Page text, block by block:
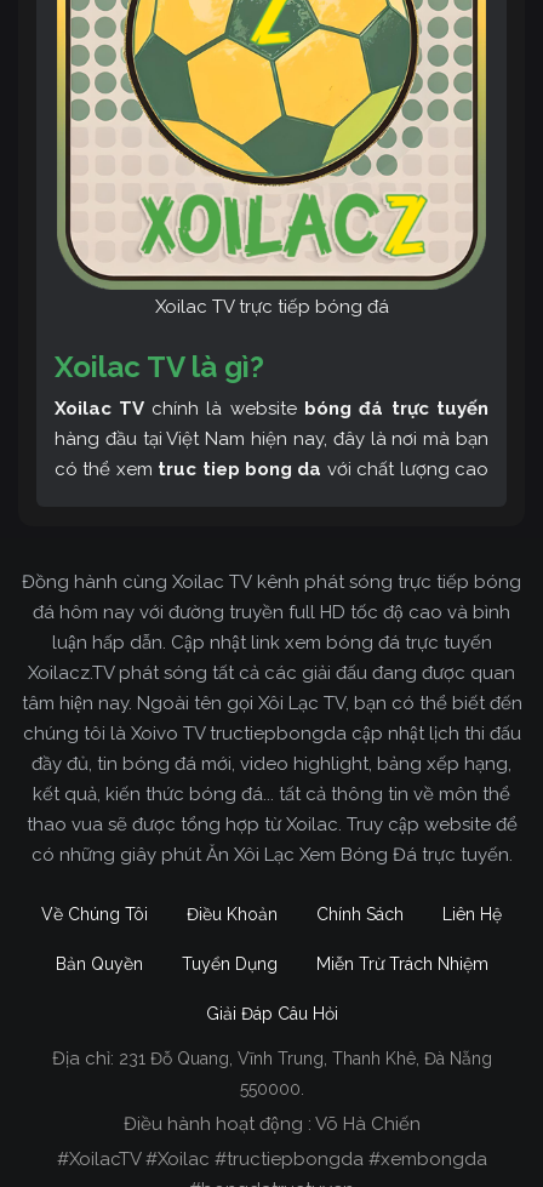
Xoilac TV trực tiếp bóng đá
Xoilac TV là gì?
Xoilac TV chính là website bóng đá trực tuyến
hàng đầu tại Việt Nam hiện nay, đây là nơi mà bạn
có thể xem truc tiep bong da với chất lượng cao
tin về bóng đá cực kỳ bổ ích mỗi ngày.
Xoilac TV Trực Tiếp Bóng Đá
Trong tất cả các website phát sóng bóng đá trực
tiếp hiện nay tại Việt Nam. Website được nhiều
Đồng hành cùng Xoilac TV kênh phát sóng trực tiếp bóng
đá hôm nay với đường truyền full HD tốc độ cao và bình
luận hấp dẫn. Cập nhật link xem bóng đá trực tuyến
Xoilacz.TV phát sóng tất cả các giải đấu đang được quan
tâm hiện nay. Ngoài tên gọi Xôi Lạc TV, bạn có thể biết đến
chúng tôi là Xoivo TV tructiepbongda cập nhật lịch thi đấu
đầy đủ, tin bóng đá mới, video highlight, bảng xếp hạng,
kết quả, kiến thức bóng đá... tất cả thông tin về môn thể
thao vua sẽ được tổng hợp từ Xoilac. Truy cập website để
có những giây phút Ăn Xôi Lạc Xem Bóng Đá trực tuyến.
Về Chúng Tôi Điều Khoản Chính Sách Liên Hệ
Bản Quyền Tuyển Dụng Miễn Trừ Trách Nhiệm
Giải Đáp Câu Hỏi
Địa chỉ: 231 Đỗ Quang, Vĩnh Trung, Thanh Khê, Đà Nẵng
550000.
Điều hành hoạt động : Võ Hà Chiến
#XoilacTV #Xoilac #tructiepbongda #xembongda